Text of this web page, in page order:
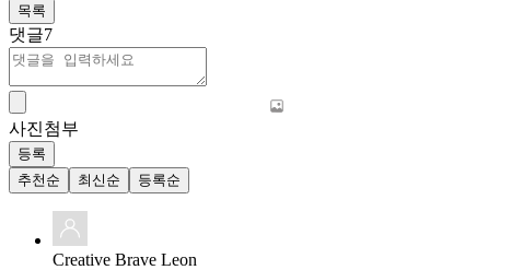
목록
댓글7
사진첨부
등록
추천순
최신순 등록순
Creative Brave Leon